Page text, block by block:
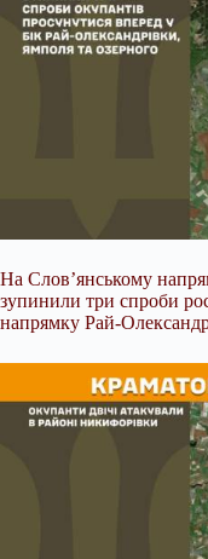
На Слов’янському
зупинили три спроби
напрямку Рай-